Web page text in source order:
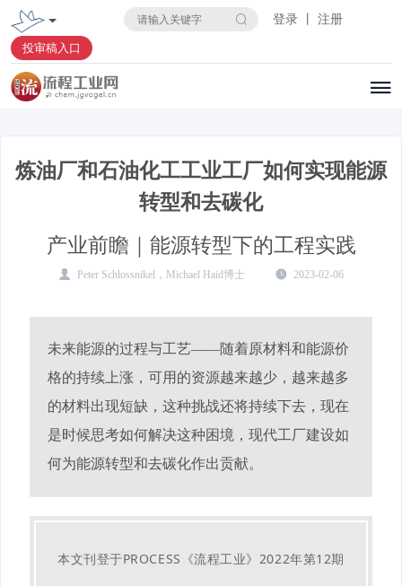
登录 丨 注册
投审稿入口
炼油厂和石油化工工业工厂如何实现能源
转型和去碳化
产业前瞻｜能源转型下的工程实践
Peter Schlossnikel，Michael Haid博士 2023-02-06
未来能源的过程与工艺——随着原材料和能源价
格的持续上涨，可用的资源越来越少，越来越多
的材料出现短缺，这种挑战还将持续下去，现在
是时候思考如何解决这种困境，现代工厂建设如
何为能源转型和去碳化作出贡献。
本文刊登于PROCESS《流程工业》2022年第12期